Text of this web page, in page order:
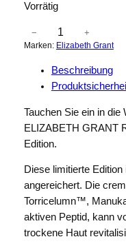
Vorrätig
L
B
E
T
G
R
A
N
T
− +
Marken: Elizabeth Grant
Beschreibung
Tauchen Sie ein in
ELIZABETH GRANT
Edition.
Diese limitierte
angereichert. Die
Torricelumn™,
aktiven Peptid, kann
trockene Haut